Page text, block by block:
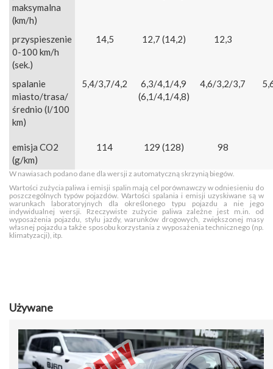
maksymalna
(km/h)
przyspieszenie
0-100 km/h
(sek.)
14,5 12,7 (14,2) 12,3
spalanie
miasto/trasa/
średnio (l/100
km)
5,4/3,7/4,2
6,3/4,1/4,9
(6,1/4,1/4,8)
4,6/3,2/3,7
emisja CO2
(g/km)
114 129 (128) 98
W nawiasach podano dane dla wersji z automatyczną skrzynią biegów.
Wartości zużycia paliwa i emisji spalin mają cel porównawczy w odniesieniu do
poszczególnych typów pojazdów. Wartości spalania i emisji uzyskiwane są w
warunkach laboratoryjnych dla określonego typu pojazdu a nie jego
indywidualnej wersji. Rzeczywiste zużycie paliwa zależne jest m.in. od
wyposażenia pojazdu, stylu jazdy, warunków drogowych, zwiększonej masy
własnej pojazdu a także sposobu korzystania z wyposażenia technicznego (np.
klimatyzacji), itp.
Używane